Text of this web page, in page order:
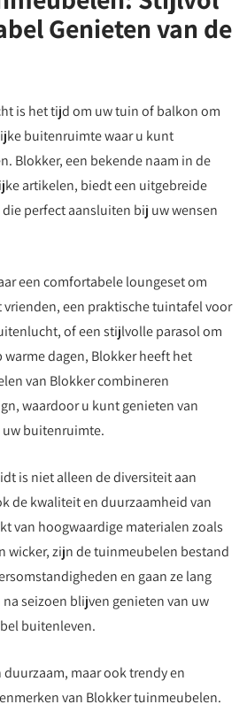
Genieten van de
is het tijd om uw tuin of balkon om
buitenruimte waar u kunt
Blokker, een bekende naam in de
artikelen, biedt een uitgebreide
perfect aansluiten bij uw wensen
een comfortabele loungeset om
vrienden, een praktische tuintafel voor
of een stijlvolle parasol om
dagen, Blokker heeft het
van Blokker combineren
waardoor u kunt genieten van
buitenruimte.
is niet alleen de diversiteit aan
de kwaliteit en duurzaamheid van
van hoogwaardige materialen zoals
wicker, zijn de tuinmeubelen bestand
en gaan ze lang
seizoen blijven genieten van uw
buitenleven.
maar ook trendy en
van Blokker tuinmeubelen.